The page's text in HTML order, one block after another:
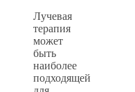
Лучевая
терапия
может
быть
наиболее
подходящей